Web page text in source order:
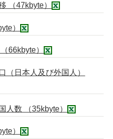
（47kbyte）
）
66kbyte）
日本人及び外国人）
数 （35kbyte）
）